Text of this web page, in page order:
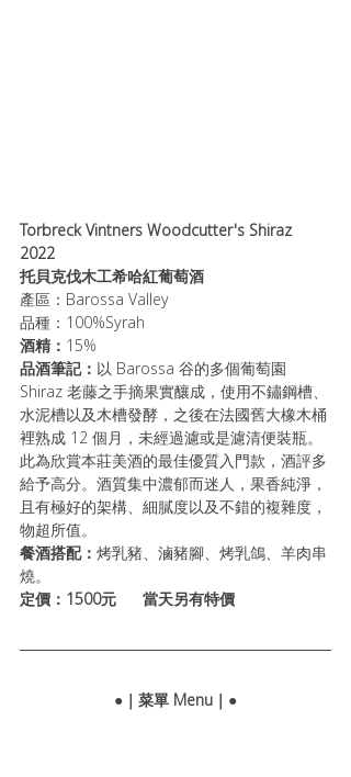
Torbreck Vintners Woodcutter's Shiraz
2022
托貝克伐木工希哈紅葡萄酒
產區：Barossa Valley
品種：100%Syrah
酒精： 15%
品酒筆記： 以 Barossa 谷的多個葡萄園
Shiraz 老藤之手摘果實釀成，使用不鏽鋼槽、
水泥槽以及木槽發酵，之後在法國舊大橡木桶
裡熟成 12 個月，未經過濾或是濾清便裝瓶。
此為欣賞本莊美酒的最佳優質入門款，酒評多
給予高分。酒質集中濃郁而迷人，果香純淨，
且有極好的架構、細膩度以及不錯的複雜度，
物超所值。
餐酒搭配： 烤乳豬、滷豬腳、烤乳鴿、羊肉串
燒。
定價：1500元      當天另有特價
●｜菜單 Menu｜●